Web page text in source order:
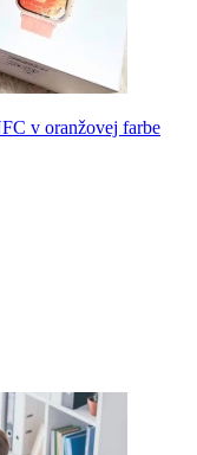
v oranžovej farbe